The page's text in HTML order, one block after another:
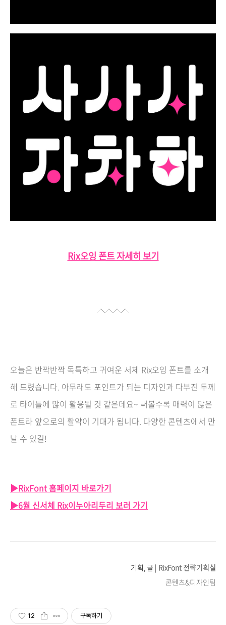
Rix오잉 폰트 자세히 보기
오늘은 반짝반짝 독특하고 귀여운 서체 Rix오잉 폰트를 소개
해 드렸습니다. 아무래도 포인트가 되는 디자인과 다부진 두께
로 타이틀에 많이 활용될 것 같은데요~ 써볼수록 매력이 많은
폰트라 앞으로의 활약이 기대가 됩니다. 다양한 콘텐츠에서 만
날 수 있길!
▶RixFont 홈페이지 바로가기
▶6월 신서체 Rix이누아리두리 보러 가기
기획, 글 | RixFont 전략기획실
콘텐츠&디자인팀
12 구독하기